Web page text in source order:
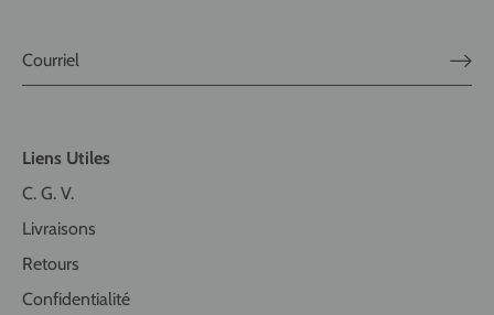
Liens Utiles
C. G. V.
Livraisons
Retours
Confidentialité